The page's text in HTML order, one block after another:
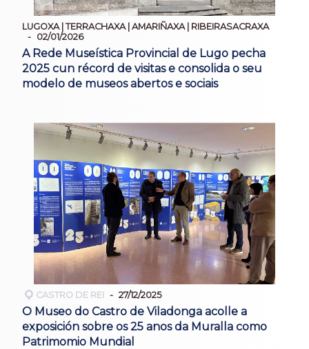
LUGOXA | TERRACHAXA | AMARIÑAXA | RIBEIRASACRAXA
02/01/2026
A Rede Museística Provincial de Lugo pecha
2025 cun récord de visitas e consolida o seu
modelo de museos abertos e sociais
CASTRO DE REI 27/12/2025
O Museo do Castro de Viladonga acolle a
exposición sobre os 25 anos da Muralla como
Patrimomio Mundial